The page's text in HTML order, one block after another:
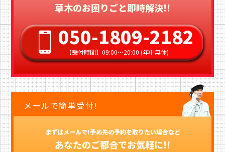
草木のお困りごと即時解決!!
050-1809-2182
【受付時間】09:00〜20:00 (年中無休)
メールで簡単受付!
まずはメールで!予め先の予約を取りたい場合など
あなたのご都合でお気軽に!!